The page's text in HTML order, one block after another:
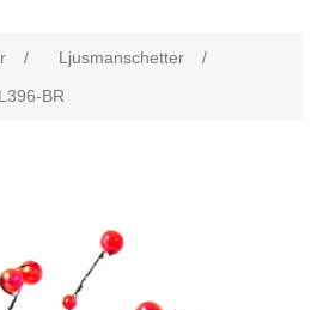
/ Ljusmanschetter
/
L396-BR